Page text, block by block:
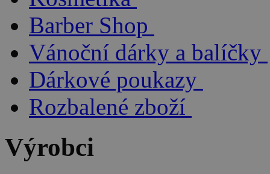
Barber Shop
Vánoční dárky a balíčky
Dárkové poukazy
Rozbalené zboží
Výrobci